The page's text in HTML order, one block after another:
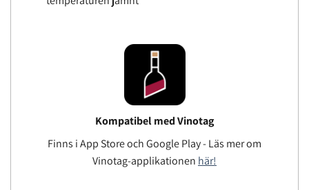
Kompatibel med Vinotag
Finns i App Store och Google Play - Läs mer om
Vinotag-applikationen här!